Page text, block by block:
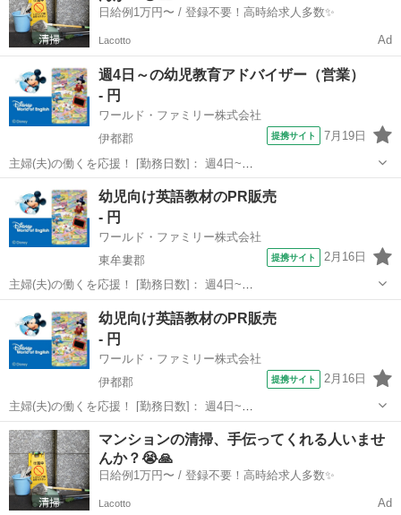
日給例1万円〜 / 登録不要！高時給求人多数✨
Lacotto Ad
週4日～の幼児教育アドバイザー（営業）
- 円
ワールド・ファミリー株式会社
伊都郡
提携サイト 7月19日
主婦(夫)の働くを応援！ [勤務日数]： 週4日~
10:00~17:00/10:00~16:00/10:00~15:00/09:30~14:00 [勤務地・最寄
駅]： 和歌山県伊都郡 ※勤務エリア選択可 ワールド・フ...
伊都郡 営業
幼児向け英語教材のPR販売
- 円
ワールド・ファミリー株式会社
東牟婁郡
提携サイト 2月16日
主婦(夫)の働くを応援！ [勤務日数]： 週4日~
10:00~17:00/10:00~16:00/10:00~15:00/09:30~14:00 [勤務地・最寄
駅]： 和歌山県東牟婁郡 ※勤務エリア選択可 ワールド・...
東牟婁郡 営業
幼児向け英語教材のPR販売
- 円
ワールド・ファミリー株式会社
伊都郡
提携サイト 2月16日
主婦(夫)の働くを応援！ [勤務日数]： 週4日~
10:00~17:00/10:00~16:00/10:00~15:00/09:30~14:00 [勤務地・最寄
駅]： 和歌山県伊都郡 ※勤務エリア選択可 ワールド・フ...
和歌山 伊都郡
マンションの清掃、手伝ってくれる人いませ
んか？😭🙏
日給例1万円〜 / 登録不要！高時給求人多数✨
Lacotto Ad